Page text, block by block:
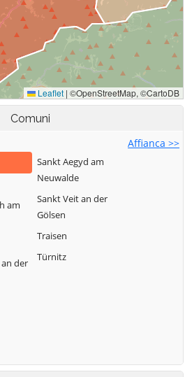
Comuni
Affianca >>
am
der
Sankt Aegyd am
Neuwalde
Sankt Veit an der
Gölsen
Traisen
Türnitz